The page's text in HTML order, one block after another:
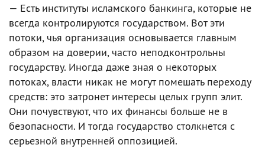
— Есть институты исламского банкинга, которые не
всегда контролируются государством. Вот эти
потоки, чья организация основывается главным
образом на доверии, часто неподконтрольны
государству. Иногда даже зная о некоторых
потоках, власти никак не могут помешать переходу
средств: это затронет интересы целых групп элит.
Они почувствуют, что их финансы больше не в
безопасности. И тогда государство столкнется с
серьезной внутренней оппозицией.